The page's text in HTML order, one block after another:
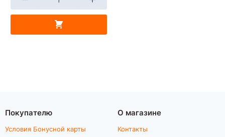
Покупателю
Условия Бонусной карты
О магазине
Контакты